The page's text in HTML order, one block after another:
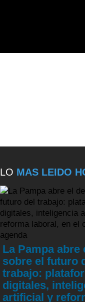
LO MAS LEIDO
La Pampa abre
sobre el futuro
trabajo:
digitales,
artificial y